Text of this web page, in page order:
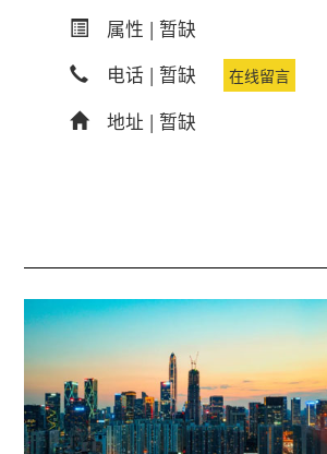
属性 | 暂缺
电话 | 暂缺 在线留言
地址 | 暂缺